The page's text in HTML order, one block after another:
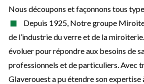
Nous découpons et façonnons tous
Depuis 1925, Notre groupe
de l’industrie du verre et de la
évoluer pour répondre aux besoins de
professionnels et de particuliers.
Glaverouest a pu étendre son